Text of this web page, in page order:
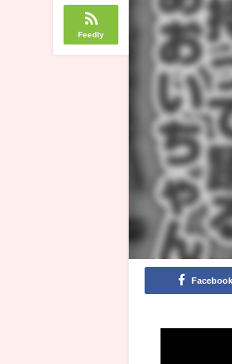
Feedly
Facebook